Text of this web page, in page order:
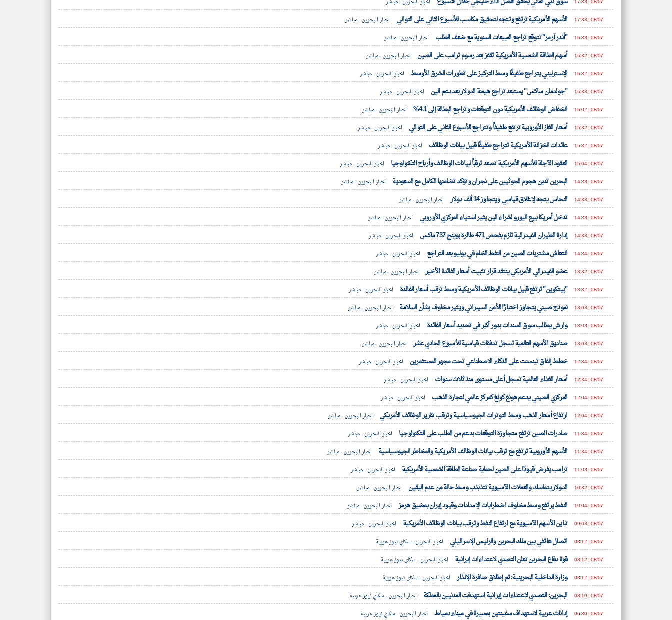
08/07 | 17:33
اخبار البحرين - مباشر
08/07 | 17:33
الأسهم الأمريكية ترتفع وتتجه لتحقيق مكاسب للأسبوع الثاني على التوالي
اخبار البحرين - مباشر
08/07 | 16:33
"أندر آرمر" تتوقع تراجع المبيعات السنوية مع ضعف الطلب
اخبار البحرين - مباشر
08/07 | 16:32
أسهم الطاقة الشمسية الأمريكية تقفز بعد رسوم ترامب على الصين
اخبار البحرين - مباشر
08/07 | 16:32
الإسترليني يتراجع طفيفًا وسط التركيز على تطورات الشرق الأوسط
اخبار البحرين - مباشر
08/07 | 16:33
"جولدمان ساكس" يستبعد تراجع هيمنة الدولار بعد دعم الين
اخبار البحرين - مباشر
08/07 | 16:02
انخفاض الوظائف الأمريكية دون التوقعات وتراجع البطالة إلى 4.1%
اخبار البحرين - مباشر
08/07 | 15:32
أسعار الغاز الأوروبية ترتفع طفيفاً وتتراجع للأسبوع الثاني على التوالي
اخبار البحرين - مباشر
08/07 | 15:32
عائدات الخزانة الأمريكية تتراجع طفيفًا قبيل بيانات الوظائف
اخبار البحرين - مباشر
08/07 | 15:04
العقود الآجلة للأسهم الأمريكية تصعد ترقباً لبيانات الوظائف وأرباح التكنولوجيا
اخبار البحرين - مباشر
08/07 | 14:33
البحرين تدين هجوم الحوثيين على نجران وتؤكد تضامنها الكامل مع السعودية
اخبار البحرين - مباشر
08/07 | 14:33
النحاس يتجه لإغلاق قياسي ويتجاوز 14 ألف دولار
اخبار البحرين - مباشر
08/07 | 14:33
تدخل أمريكا ببيع اليورو لشراء الين يثير استياء المركزي الأوروبي
اخبار البحرين - مباشر
08/07 | 14:33
إدارة الطيران الفيدرالية تلزم بفحص 471 طائرة بوينج 737 ماكس
اخبار البحرين - مباشر
08/07 | 14:34
انتعاش مشتريات الصين من النفط الخام في يوليو بعد التراجع
اخبار البحرين - مباشر
08/07 | 13:32
عضو الفيدرالي الأمريكي ينتقد قرار تثبيت أسعار الفائدة الأخير
اخبار البحرين - مباشر
08/07 | 13:32
"بيتكوين" ترتفع قبيل بيانات الوظائف الأمريكية وسط ترقب أسعار الفائدة
اخبار البحرين - مباشر
08/07 | 13:03
نموذج صيني يتجاوز اختبارًا للأمن السيبراني ويثير مخاوف بشأن السلامة
اخبار البحرين - مباشر
08/07 | 13:03
وارش يطالب سوق السندات بدور أكبر في تحديد أسعار الفائدة
اخبار البحرين - مباشر
08/07 | 13:03
صناديق الأسهم العالمية تسجل تدفقات قياسية للأسبوع الحادي عشر
اخبار البحرين - مباشر
08/07 | 12:34
خطط إنفاق تينسنت على الذكاء الاصطناعي تحت مجهر المستثمرين
اخبار البحرين - مباشر
08/07 | 12:34
أسعار الغذاء العالمية تسجل أعلى مستوى منذ ثلاث سنوات
اخبار البحرين - مباشر
08/07 | 12:04
المركزي الصيني يدعم هونغ كونغ كمركز عالمي لتجارة الذهب
اخبار البحرين - مباشر
08/07 | 12:04
ارتفاع أسعار الذهب وسط التوترات الجيوسياسية وترقب تقرير الوظائف الأمريكي
اخبار البحرين - مباشر
08/07 | 11:34
صادرات الصين ترتفع متجاوزة التوقعات بدعم من الطلب على التكنولوجيا
اخبار البحرين - مباشر
08/07 | 11:34
الأسهم الأوروبية ترتفع مع ترقب بيانات الوظائف الأمريكية والمخاطر الجيوسياسية
اخبار البحرين - مباشر
08/07 | 11:03
ترامب يفرض قيودًا على الصين لحماية صناعة الطاقة الشمسية الأمريكية
اخبار البحرين - مباشر
08/07 | 10:32
الدولار يتماسك والعملات الآسيوية تتذبذب وسط حالة من عدم اليقين
اخبار البحرين - مباشر
08/07 | 10:04
النفط يرتفع وسط مخاوف اضطرابات الإمدادات وقيود إيران بمضيق هرمز
اخبار البحرين - مباشر
08/07 | 09:03
تباين الأسهم الآسيوية مع ارتفاع النفط وترقب بيانات الوظائف الأمريكية
اخبار البحرين - مباشر
08/07 | 08:12
اتصال هاتفي بين ملك البحرين والرئيس الإسرائيلي
اخبار البحرين - سكاي نيوز عربية
08/07 | 08:12
قوة دفاع البحرين تعلن التصدي لاعتداءات إيرانية
اخبار البحرين - سكاي نيوز عربية
08/07 | 08:12
وزارة الداخلية البحرينية: تم إطلاق صافرة الإنذار
اخبار البحرين - سكاي نيوز عربية
08/07 | 08:10
البحرين: التصدي لاعتداءات إيرانية استهدفت المدنيين بالمملكة
اخبار البحرين - سكاي نيوز عربية
08/07 | 06:30
إدانات عربية لاستهداف سفينتين بمسيرة في ميناء دمياط
اخبار البحرين - سكاي نيوز عربية